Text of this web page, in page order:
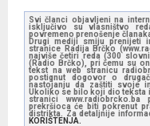
Svi članci objavljeni na
isključivo su vlasništvo
povremeno prenošenje
Drugi mediji smiju prenijeti
stranice Radija Brčko
najviše četiri reda (300
(Radio Brčko), pri čemu su
tekst na web stranicu
postignut dogovor o
nastojanju da zaštiti svoje
Ukoliko se bilo koji dio teksta
stranici
prekršioca će biti pokrenut
distrikta. Za detaljnije
KORIŠTENJA.